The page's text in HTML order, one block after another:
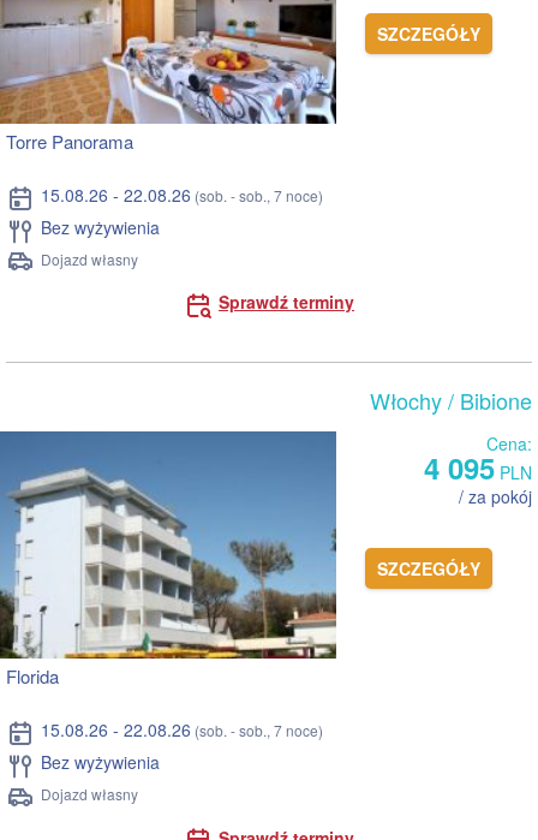
SZCZEGÓŁY
Torre Panorama
15.08.26 - 22.08.26 (sob. - sob., 7 noce)
Bez wyżywienia
Dojazd własny
Sprawdź terminy
Włochy/ Bibione
Cena:
4 095 PLN
/ za pokój
SZCZEGÓŁY
Florida
15.08.26 - 22.08.26 (sob. - sob., 7 noce)
Bez wyżywienia
Dojazd własny